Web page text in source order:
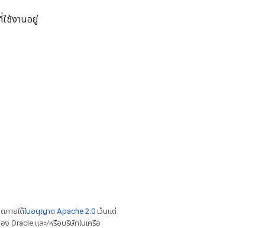
ใช้งานอยู่
ภายใต้ใบอนุญาต Apache 2.0 เว้นแต่
ง Oracle และ/หรือบริษัทในเครือ